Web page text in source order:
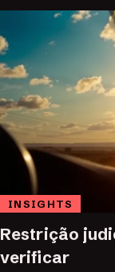
INSIGHTS
Restrição
verificar